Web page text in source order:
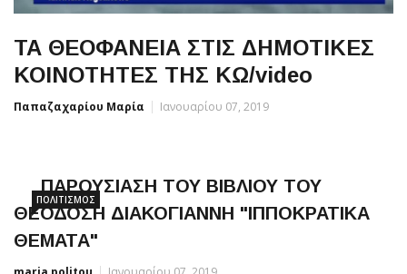
ΤΑ ΘΕΟΦΑΝΕΙΑ ΣΤΙΣ ΔΗΜΟΤΙΚΕΣ
ΚΟΙΝΟΤΗΤΕΣ ΤΗΣ ΚΩ/video
Παπαζαχαρίου Μαρία Ιανουαρίου 07, 2019
ΠΟΛΙΤΙΣΜΌΣ
ΠΑΡΟΥΣΙΑΣΗ ΤΟΥ ΒΙΒΛΙΟΥ ΤΟΥ
ΘΕΟΔΟΣΗ ΔΙΑΚΟΓΙΑΝΝΗ "ΙΠΠΟΚΡΑΤΙΚΑ
ΘΕΜΑΤΑ"